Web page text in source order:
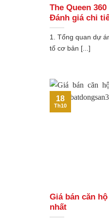
The Queen
Đánh giá chi
1. Tổng quan dự
tố cơ bản [...]
Giá bán căn
nhất
18
Th10